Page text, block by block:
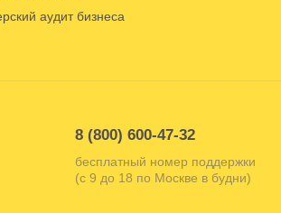
аудит бизнеса
8 (800) 600-47-32
бесплатный номер поддержки
(с 9 до 18 по Москве в будни)